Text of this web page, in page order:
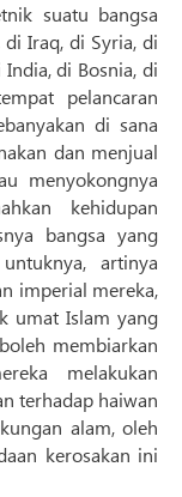
suatu bangsa
Iraq, di Syria, di
di Bosnia, di
pelancaran
di sana
dan menjual
menyokongnya
kehidupan
bangsa yang
artinya
imperial mereka,
umat Islam yang
membiarkan
melakukan
terhadap haiwan
alam, oleh
kerosakan ini